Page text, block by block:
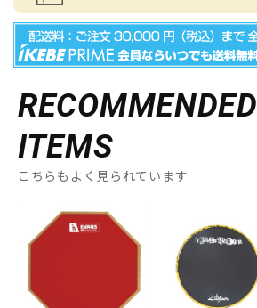
RECOMMENDED
ITEMS
こちらもよく見られています